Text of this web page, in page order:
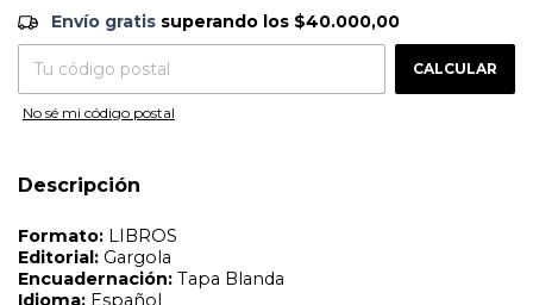
Envío gratis $40.000,00
Entregas para el CP: CAMBIAR CP
Envío gratis superando los $40.000,00
CALCULAR
No sé mi código postal
Descripción
N°Páginas:128
Dimensiones:20 x 12 cm
Fecha Publicación:
08/2005
Sinópsis